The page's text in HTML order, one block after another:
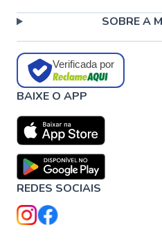
SOBRE A
Verificada por
BAIXE O APP
REDES SOCIAIS